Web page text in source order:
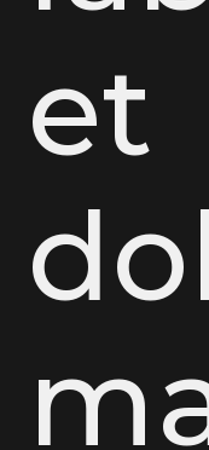
et